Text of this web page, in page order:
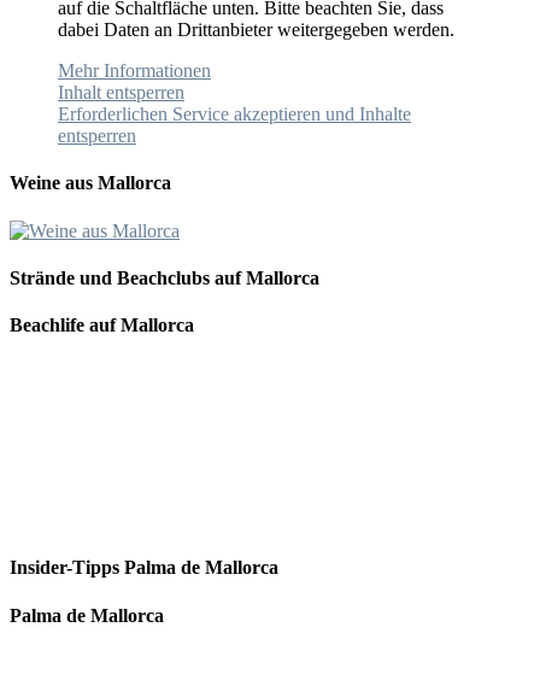
auf die Schaltfläche unten. Bitte beachten Sie, dass
dabei Daten an Drittanbieter weitergegeben werden.
Mehr Informationen
Inhalt entsperren
Erforderlichen Service akzeptieren und Inhalte
entsperren
Weine aus Mallorca
Strände und Beachclubs auf Mallorca
Beachlife auf Mallorca
Insider-Tipps Palma de Mallorca
Palma de Mallorca